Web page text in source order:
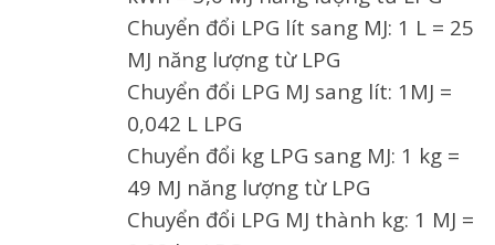
Chuyển đổi LPG lít sang MJ: 1 L = 25
MJ năng lượng từ LPG
Chuyển đổi LPG MJ sang lít: 1MJ =
0,042 L LPG
Chuyển đổi kg LPG sang MJ: 1 kg =
49 MJ năng lượng từ LPG
Chuyển đổi LPG MJ thành kg: 1 MJ =